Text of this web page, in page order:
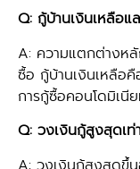
Q: กู้บ้านเงินเหลือแ
A: ความแตกต่างห
ซื้อ กู้บ้านเงินเหลือ
การกู้ซื้อคอนโดมิเนี
Q: วงเงินกู้สูงสุดเท่